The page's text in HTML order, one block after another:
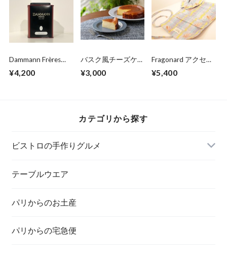
Dammann Frères
(100g,茶葉,)
¥4,200
バスク風チーズケー
15cm
¥3,000
Fragonard アクセサ
ュ ブルー系
¥5,400
カテゴリから探す
ビストロの手作りグルメ
テーブルウエア
パリからのお土産
パリからの宅急便